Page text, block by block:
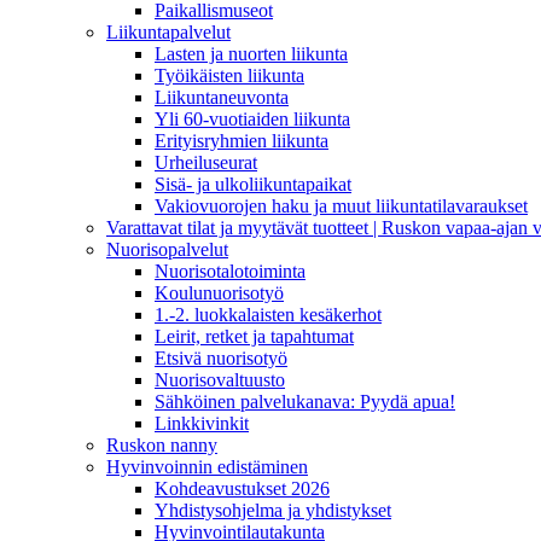
Paikallismuseot
Liikuntapalvelut
Lasten ja nuorten liikunta
Työikäisten liikunta
Liikuntaneuvonta
Yli 60-vuotiaiden liikunta
Erityisryhmien liikunta
Urheiluseurat
Sisä- ja ulkoliikuntapaikat
Vakiovuorojen haku ja muut liikuntatilavaraukset
Varattavat tilat ja myytävät tuotteet | Ruskon vapaa-ajan
Nuorisopalvelut
Nuorisotalotoiminta
Koulunuorisotyö
1.-2. luokkalaisten kesäkerhot
Leirit, retket ja tapahtumat
Etsivä nuorisotyö
Nuorisovaltuusto
Sähköinen palvelukanava: Pyydä apua!
Linkkivinkit
Ruskon nanny
Hyvinvoinnin edistäminen
Kohdeavustukset 2026
Yhdistysohjelma ja yhdistykset
Hyvinvointilautakunta